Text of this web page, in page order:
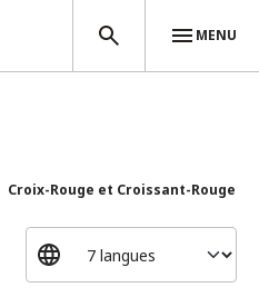
MENU
Croix-Rouge et Croissant-Rouge :